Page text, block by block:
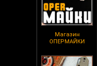
Магазин
ОПЕРМАЙКИ